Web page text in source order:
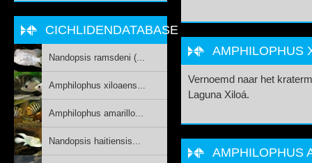
AMPHILOPHUS
Vernoemd naar het
Laguna Xiloá.
AMPHILOPHUS
CICHLIDENDATABASE
Nandopsis ramsdeni (...
Amphilophus xiloaens...
Amphilophus amarillo...
Nandopsis haitiensis...